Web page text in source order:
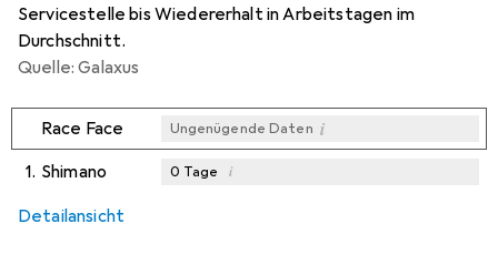
Servicestelle bis Wiedererhalt in Arbeitstagen im
Durchschnitt.
Quelle: Galaxus
Race Face Ungenügende Daten i
1. Shimano 0 Tage i
Detailansicht